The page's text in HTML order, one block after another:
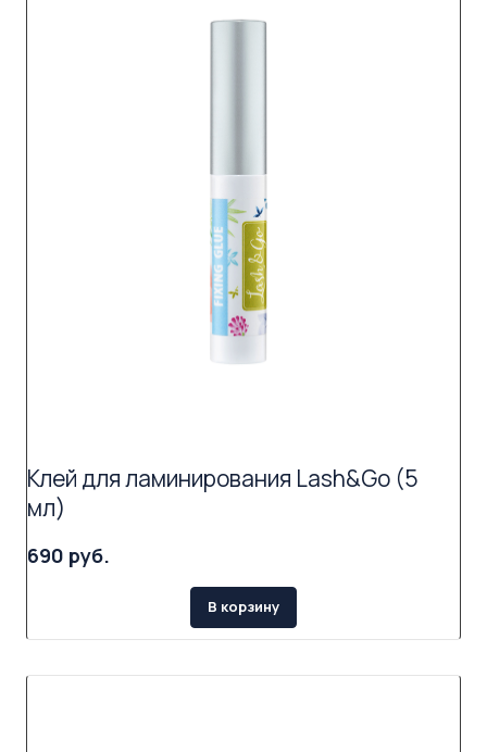
Клей для ламинирования Lash&Go (5
мл)
690 руб.
В корзину